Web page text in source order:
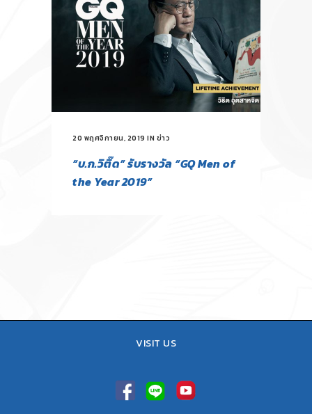
20 พฤศจิกายน, 2019 IN ข่าว
“บ.ก.วิติ๊ด” รับรางวัล “GQ Men of
the Year 2019”
VISIT US